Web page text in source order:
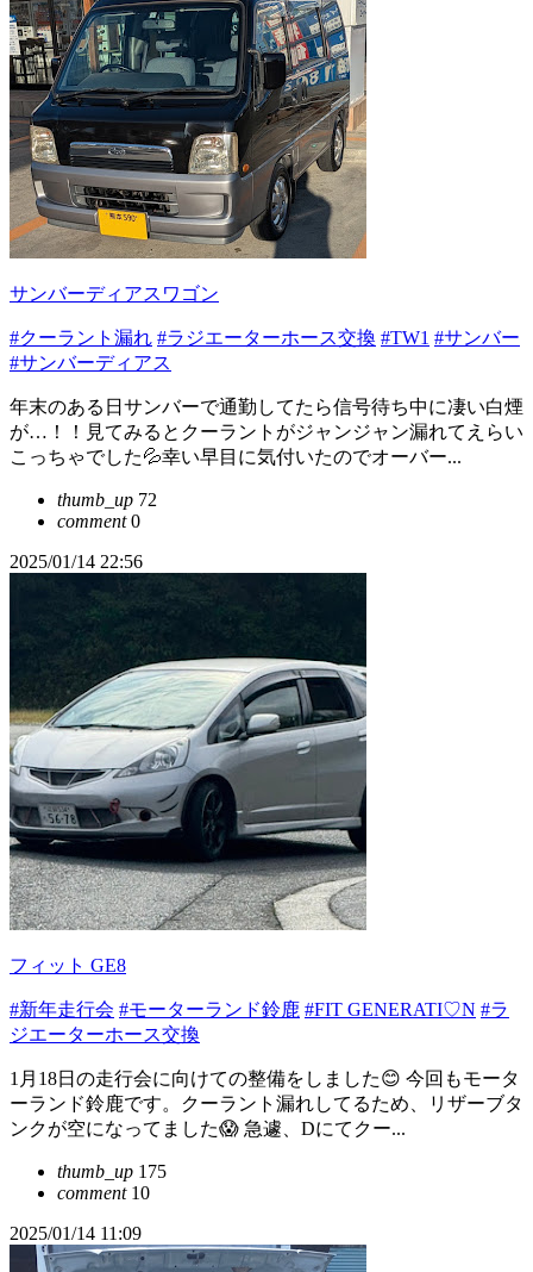
サンバーディアスワゴン
#クーラント漏れ #ラジエーターホース交換 #TW1 #サンバー
#サンバーディアス
年末のある日サンバーで通勤してたら信号待ち中に凄い白煙
が…！！見てみるとクーラントがジャンジャン漏れてえらい
こっちゃでした💦幸い早目に気付いたのでオーバー...
thumb_up 72
comment0
2025/01/14 22:56
フィット GE8
#新年走行会 #モーターランド鈴鹿 #FIT GENERATI♡N #ラ
ジエーターホース交換
1月18日の走行会に向けての整備をしました😊 今回もモータ
ーランド鈴鹿です。クーラント漏れしてるため、リザーブタ
ンクが空になってました😱 急遽、Dにてクー...
thumb_up 175
comment10
2025/01/14 11:09